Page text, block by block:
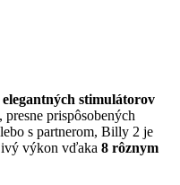
stimulátorov
, presne prispôsobených
s partnerom, Billy 2 je
výkon vďaka 8 rôznym